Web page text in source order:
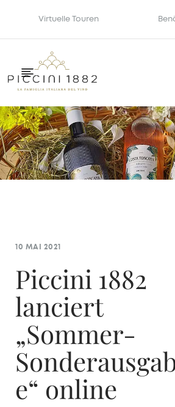
Virtuelle Touren
10 MAI 2021
Piccini 1882
lanciert
„Sommer-
e“ online